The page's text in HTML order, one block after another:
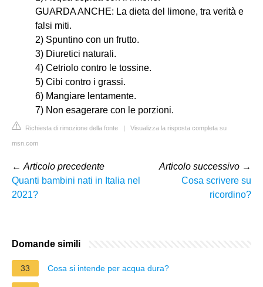
GUARDA ANCHE: La dieta del limone, tra verità e
falsi miti.
2) Spuntino con un frutto.
3) Diuretici naturali.
4) Cetriolo contro le tossine.
5) Cibi contro i grassi.
6) Mangiare lentamente.
7) Non esagerare con le porzioni.
Richiesta di rimozione della fonte | Visualizza la risposta completa su
msn.com
← Articolo precedente
Quanti bambini nati in Italia nel
2021?
Articolo successivo →
Cosa scrivere su
ricordino?
Domande simili
33 Cosa si intende per acqua dura?